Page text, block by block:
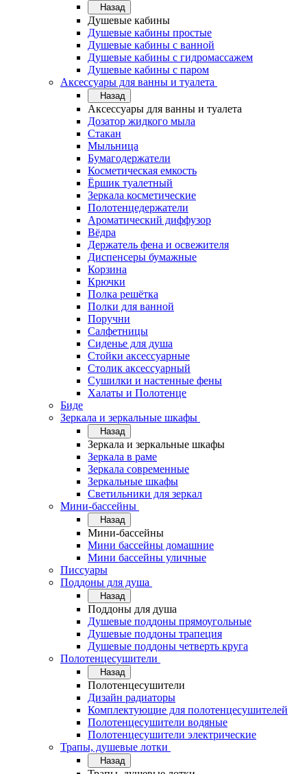
Назад
Душевые кабины
Душевые кабины простые
Душевые кабины с ванной
Душевые кабины с гидромассажем
Душевые кабины с паром
Аксессуары для ванны и туалета
Назад
Аксессуары для ванны и туалета
Дозатор жидкого мыла
Стакан
Мыльница
Бумагодержатели
Косметическая емкость
Ёршик туалетный
Зеркала косметические
Полотенцедержатели
Ароматический диффузор
Вёдра
Держатель фена и освежителя
Диспенсеры бумажные
Корзина
Крючки
Полка решётка
Полки для ванной
Поручни
Салфетницы
Сиденье для душа
Стойки аксессуарные
Столик аксессуарный
Сушилки и настенные фены
Халаты и Полотенце
Биде
Зеркала и зеркальные шкафы
Назад
Зеркала и зеркальные шкафы
Зеркала в раме
Зеркала современные
Зеркальные шкафы
Светильники для зеркал
Мини-бассейны
Назад
Мини-бассейны
Мини бассейны домашние
Мини бассейны уличные
Писсуары
Поддоны для душа
Назад
Поддоны для душа
Душевые поддоны прямоугольные
Душевые поддоны трапеция
Душевые поддоны четверть круга
Полотенцесушители
Назад
Полотенцесушители
Дизайн радиаторы
Комплектующие для полотенцесушителей
Полотенцесушители водяные
Полотенцесушители электрические
Трапы, душевые лотки
Назад